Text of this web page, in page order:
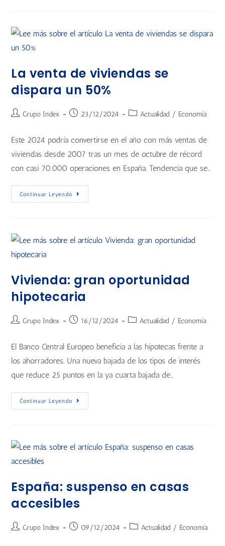
La venta de viviendas se
dispara un 50%
Grupo Index 23/12/2024 Actualidad / Economía
Este 2024 podría convertirse en el año con más ventas de
viviendas desde 2007 tras un mes de octubre de récord
con casi 70.000 operaciones en España. Tendencia que se…
Continuar Leyendo
Vivienda: gran oportunidad
hipotecaria
Grupo Index 16/12/2024 Actualidad / Economía
El Banco Central Europeo beneficia a las hipotecas frente a
los ahorradores. Una nueva bajada de los tipos de interés
que reduce 25 puntos en la ya cuarta bajada de…
Continuar Leyendo
España: suspenso en casas
accesibles
Grupo Index 09/12/2024 Actualidad / Economía